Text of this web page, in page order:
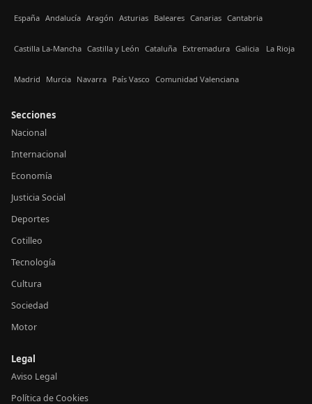
España Andalucía Aragón Asturias Baleares Canarias Cantabria
Castilla La-Mancha Castilla y León Cataluña Extremadura Galicia La Rioja
Madrid Murcia Navarra País Vasco Comunidad Valenciana
Secciones
Nacional
Internacional
Economía
Justicia Social
Deportes
Cotilleo
Tecnología
Cultura
Sociedad
Motor
Legal
Aviso Legal
Política de Cookies